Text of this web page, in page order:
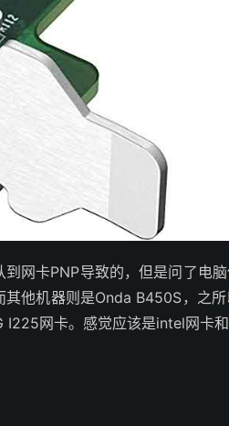
网卡PNP导致的，但是问了电
他机器则是Onda B450S，之
网卡。感觉应该是intel网卡